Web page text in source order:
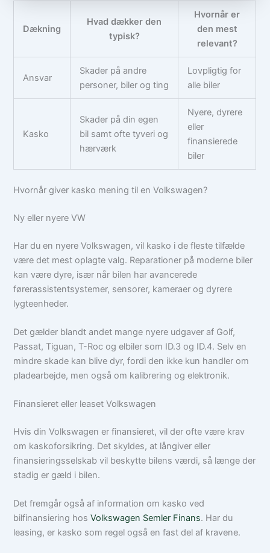
Dækning
Hvad dækker den
typisk?
Hvornår er
den mest
relevant?
Ansvar
Skader på andre
personer, biler og ting
Lovpligtig for
alle biler
Kasko
Skader på din egen
bil samt ofte tyveri og
hærværk
Nyere, dyrere
eller
finansierede
biler
Hvornår giver kasko mening til en Volkswagen?
Ny eller nyere VW
Har du en nyere Volkswagen, vil kasko i de fleste tilfælde
være det mest oplagte valg. Reparationer på moderne biler
kan være dyre, især når bilen har avancerede
førerassistentsystemer, sensorer, kameraer og dyrere
lygteenheder.
Det gælder blandt andet mange nyere udgaver af Golf,
Passat, Tiguan, T-Roc og elbiler som ID.3 og ID.4. Selv en
mindre skade kan blive dyr, fordi den ikke kun handler om
pladearbejde, men også om kalibrering og elektronik.
Finansieret eller leaset Volkswagen
Hvis din Volkswagen er finansieret, vil der ofte være krav
om kaskoforsikring. Det skyldes, at långiver eller
finansieringsselskab vil beskytte bilens værdi, så længe der
stadig er gæld i bilen.
Det fremgår også af information om kasko ved
bilfinansiering hosVolkswagen Semler Finans. Har du
leasing, er kasko som regel også en fast del af kravene.